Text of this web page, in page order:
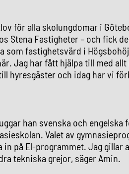
för alla skolungdomar i
Stena Fastigheter – och fick
som fastighetsvärd i
Jag har fått hjälpa till med
hyresgäster och idag har vi
han svenska och
Valet av
in på El-programmet. Jag
tekniska grejor, säger ​Amin.